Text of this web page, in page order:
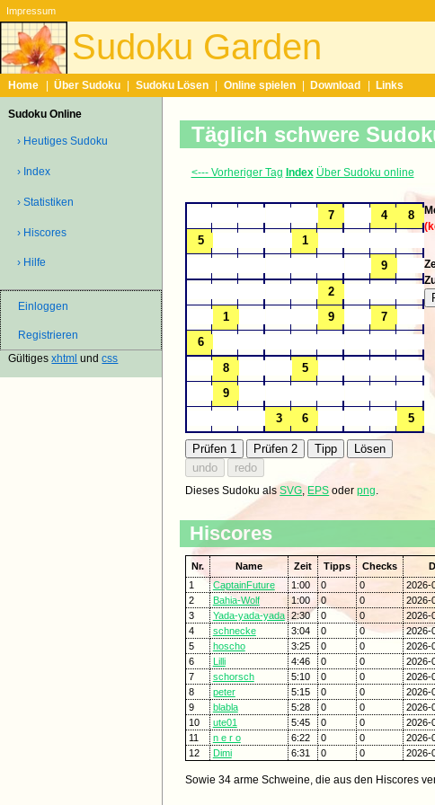
Impressum
Sudoku Garden
Home Über Sudoku Sudoku Lösen Online spielen Download Links
Sudoku Online
› Heutiges Sudoku
› Index
› Statistiken
› Hiscores
› Hilfe
Einloggen
Registrieren
Gültigesxhtml undcss
Täglich schwere
<--- Vorheriger Tag Index Über Sudoku online
Dieses Sudoku alsSVG, EPS oderpng.
Hiscores
Nr. Name Zeit Tipps Checks
1
CaptainFuture 1:00 0 0
2026-
2
Bahia-Wolf 1:00 0 0 2026-
3
Yada-yada-yada 2:30 0 0
2026-
4
schnecke 3:04 0 0
2026-
5
hoscho 3:25 0 0
2026-
6
Lilli 4:46 0 0
2026-
7
schorsch 5:10 0 0
2026-
8
peter 5:15 0 0
2026-
9
blabla 5:28 0 0
2026-
10
ute01 5:45 0 0
2026-
11
n e r o 6:22 0 0
2026-
12
Dimi 6:31 0 0 2026-
Sowie 34 arme Schweine, die aus den Hiscores